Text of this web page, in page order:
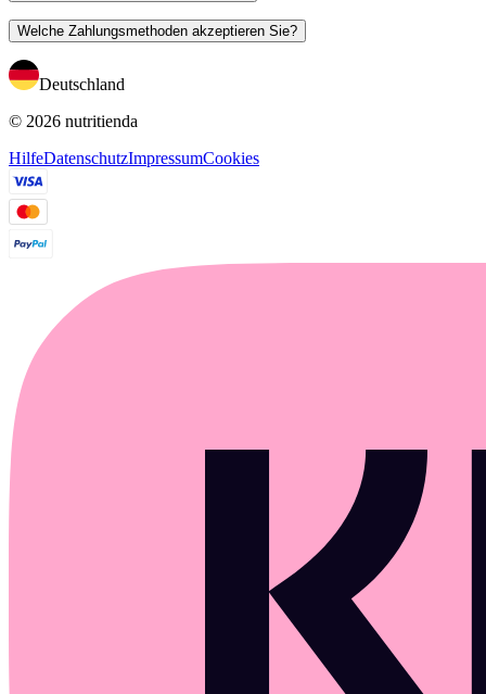
Welche Zahlungsmethoden akzeptieren Sie?
Deutschland
© 2026 nutritienda
HilfeDatenschutzImpressumCookies